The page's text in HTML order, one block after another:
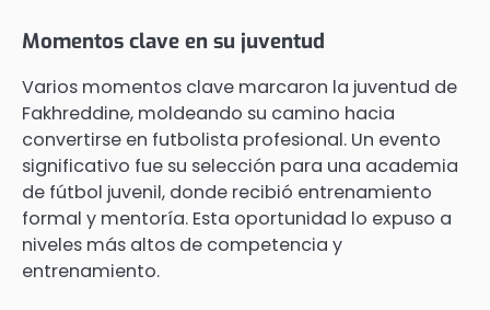
Momentos clave en su juventud
Varios momentos clave marcaron la juventud de
Fakhreddine, moldeando su camino hacia
convertirse en futbolista profesional. Un evento
significativo fue su selección para una academia
de fútbol juvenil, donde recibió entrenamiento
formal y mentoría. Esta oportunidad lo expuso a
niveles más altos de competencia y
entrenamiento.